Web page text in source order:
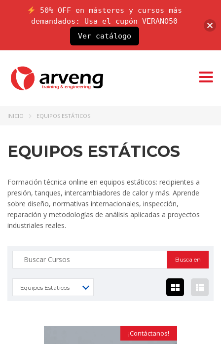
INICIO EQUIPOS ESTÁTICOS
EQUIPOS ESTÁTICOS
Formación técnica online en equipos estáticos: recipientes a
presión, tanques, intercambiadores de calor y más. Aprende
sobre diseño, normativas internacionales, inspección,
reparación y metodologías de análisis aplicadas a proyectos
industriales reales.
Buscar:
Equipos Estáticos
¡Contáctanos!
50% OFF en másteres y cursos más
demandados: Usa el cupón VERANO50
Ver catálogo